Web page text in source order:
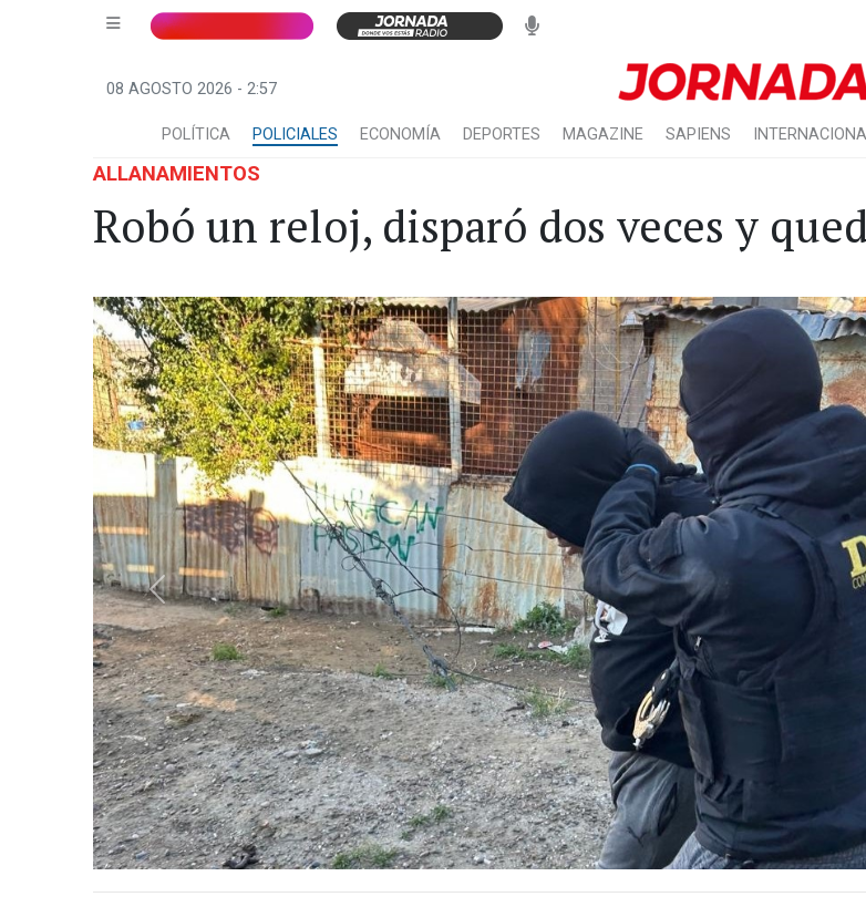
08 AGOSTO 2026 - 2:57
POLÍTICA POLICIALES ECONOMÍA DEPORTES MAGAZINE SAPIENS
ALLANAMIENTOS
Robó un reloj, disparó dos veces y
Anterior